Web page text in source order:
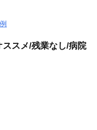
スメ/残業なし/病院